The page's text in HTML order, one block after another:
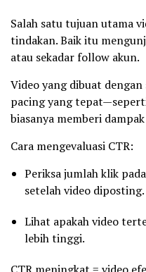
Salah satu tujuan utama
tindakan. Baik itu
atau sekadar follow akun.
Video yang dibuat
pacing yang
biasanya memberi
Cara mengevaluasi CTR:
Periksa jumlah klik
setelah video diposting.
Lihat apakah video
lebih tinggi.
CTR meningkat = video